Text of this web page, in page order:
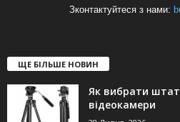
Зконтактуйтеся з нами:
ЩЕ БІЛЬШЕ НОВИН
Як вибрати
відеокамери